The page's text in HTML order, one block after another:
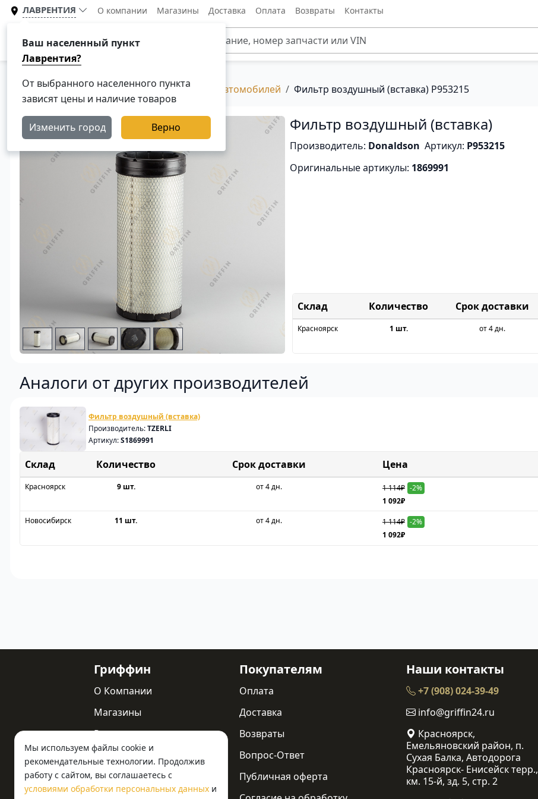
ЛАВРЕНТИЯ
Ваш населенный пункт
Лаврентия?
От выбранного населенного пункта
зависят цены и наличие товаров
Изменить город Верно
О компании Магазины Доставка Оплата Возвраты Контакты
Каталог
Главная Каталог Фильтры для грузовых автомобилей Фильтр воздушный (вставка) P953215
Фильтр воздушный (вставка)
Производитель: Donaldson Артикул: P953215
Оригинальные артикулы: 1869991
Склад Срок доставки
Красноярск 1 шт. от 4 дн.
Аналоги от других производителей
Фильтр воздушный (вставка)
Производитель:TZERLI
Артикул:S1869991
Склад Срок доставки Цена
Красноярск 9 шт. от 4 дн. 1 114₽ -2%
1 092₽
Новосибирск
11 шт. от 4 дн. 1 114₽ -2%
1 092₽
Мы используем файлы cookie и
рекомендательные технологии. Продолжив
работу с сайтом, вы соглашаетесь с
условиями обработки персональных данных и
Гриффин
О Компании
Магазины
Реквизиты
Статьи
Новости
Покупателям
Оплата
Доставка
Возвраты
Вопрос-Ответ
Публичная оферта
Наши контакты
+7 (908) 024-39-49
info@griffin24.ru
Красноярск,
Емельяновский район, п.
Сухая Балка, Автодорога
Красноярск- Енисейск терр.,
км. 15-й, зд. 5, стр. 2